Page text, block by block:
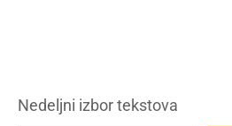
Nedeljni izbor tekstova